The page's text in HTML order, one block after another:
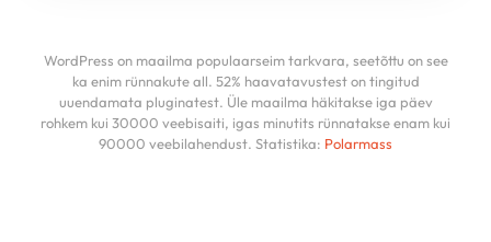
WordPress on maailma populaarseim tarkvara, seetõttu on see
ka enim rünnakute all. 52% haavatavustest on tingitud
uuendamata pluginatest. Üle maailma häkitakse iga päev
rohkem kui 30000 veebisaiti, igas minutits rünnatakse enam kui
90000 veebilahendust. Statistika: Polarmass